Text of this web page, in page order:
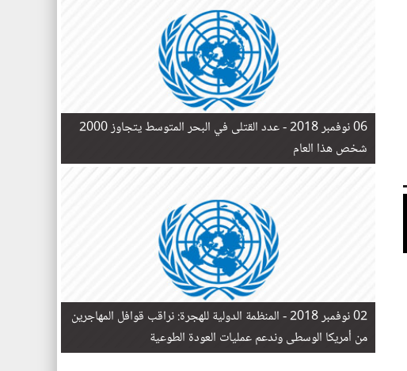
06 نوفمبر 2018 -
عدد القتلى في البحر المتوسط يتجاوز 2000
شخص ​​هذا العام
02 نوفمبر 2018 -
المنظمة الدولية للهجرة: نراقب قوافل المهاجرين
من أمريكا الوسطى وندعم عمليات العودة الطوعية